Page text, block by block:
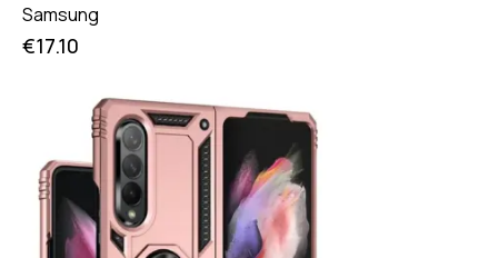
Samsung
€17.10